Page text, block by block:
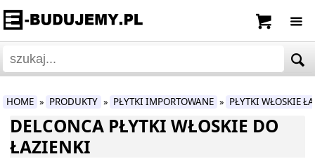
HOME » PRODUKTY » PŁYTKI IMPORTOWANE » PŁYTKI WŁOSKIE
DELCONCA PŁYTKI WŁOSKIE DO
ŁAZIENKI